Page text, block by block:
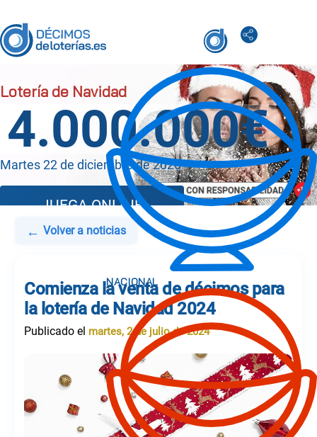
← Volver a noticias
Comienza la venta de décimos para
la lotería de Navidad 2024
Publicado el martes, 2 de julio de 2024
4.000.000€
Martes 22 de diciembre de 2026
JUEGA ONLINE